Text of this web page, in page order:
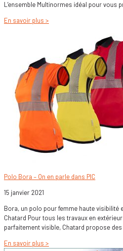
L’ensemble Multinormes idéal pour vous
En savoir plus >
Polo Bora – On en parle dans PIC
15 janvier 2021
Bora, un polo pour femme haute visibilité
Chatard Pour tous les travaux en extérieur
parfaitement visible, Chatard propose
En savoir plus >